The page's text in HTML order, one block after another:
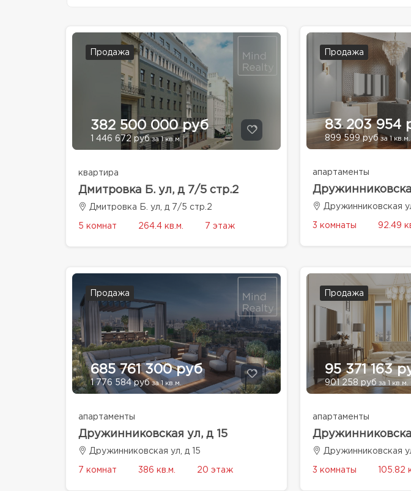
Продажа
382 500 000 руб
1 446 672 рубза 1 кв.м.
квартира
Дмитровка Б. ул, д 7/5 стр.2
Дмитровка Б. ул, д 7/5 стр.2
5 комнат 264.4 кв.м. 7 этаж
Продажа
83 203 954
899 599 рубза 1 кв.м.
апартаменты
Дружинниковская
3 комнаты 92.49
Продажа
685 761 300 руб
1 776 584 рубза 1 кв.м.
апартаменты
Дружинниковская ул, д 15
Дружинниковская ул, д 15
7 комнат 386 кв.м. 20 этаж
Продажа
95 371 163
901 258 руб за 1 кв.м.
апартаменты
Дружинниковская
3 комнаты 105.82